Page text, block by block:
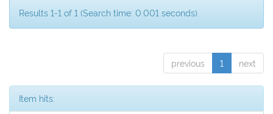
Results 1-1 of 1 (Search time: 0.001 seconds).
previous 1 next
Item hits: